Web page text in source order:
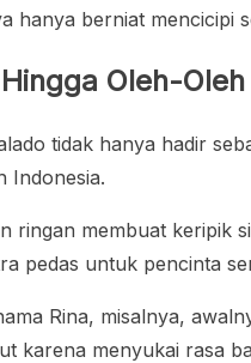
hanya berniat
Oleh-
tidak hanya hadir
Indonesia.
ringan membuat keripik
pedas untuk pencinta
Rina, misalnya,
karena menyukai rasa